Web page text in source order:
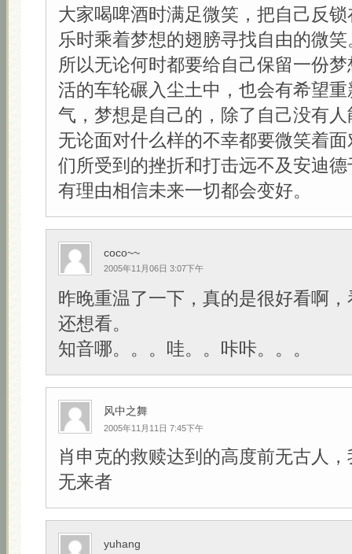
大家喝啤酒时满足微笑，把自己反
乐时乘着梦想的翅膀寻找自由的微笑
所以无论何时都要给自己保留一份
活的车轮碾入尘土中，也会有希望
气，梦想是自己的，除了自己没有
无论面对什么样的不幸都要微笑着
们所受到的挫折和打击远不及安迪
有理由相信未来一切都会变好。
coco~~
2005年11月06日 3:07下午
昨晚重温了一下，真的是很好看啊
还想看。
知音哪。。。哇。。咔咔。。。
风中之舞
2005年11月11日 7:45下午
肖申克的救赎达到的高度前无古人
无来者
yuhang